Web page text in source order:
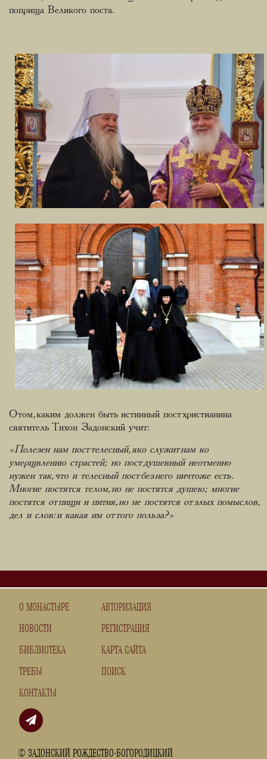
поприща Великого поста.
О том, каким должен быть истинный пост христианина
святитель Тихон Задонский учит:
«Полезен нам пост телесный, яко служит нам ко
умерщвлению страстей; но пост душевный неотменно
нужен так, что и телесный пост без него ничтоже есть.
Многие постятся телом, но не постятся душею; многие
постятся от пищи и пития, но не постятся от злых помыслов,
дел и слов: и какая им от того польза?»
О МОНАСТЫРЕ
НОВОСТИ
БИБЛИОТЕКА
ТРЕБЫ
КОНТАКТЫ
© ЗАДОНСКИЙ РОЖДЕСТВО-БОГОРОДИЦКИЙ
АВТОРИЗАЦИЯ
РЕГИСТРАЦИЯ
КАРТА САЙТА
ПОИСК